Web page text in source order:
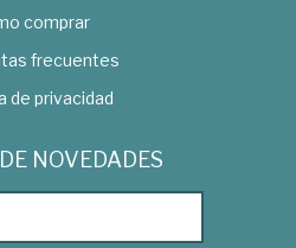
comprar
frecuentes
de privacidad
NOVEDADES